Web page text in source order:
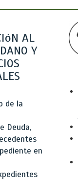
AL
Y
de la
Deuda,
en